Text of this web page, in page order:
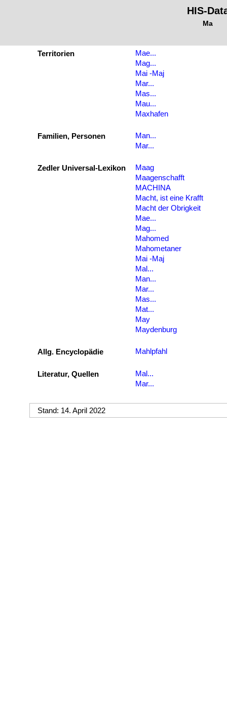
HIS-
Ma
Territorien
Mae...
Mag...
Mai -Maj
Mar...
Mas...
Mau...
Maxhafen
Familien, Personen
Man...
Mar...
Zedler Universal-Lexikon
Maag
Maagenschafft
MACHINA
Macht, ist eine Krafft
Macht der Obrigkeit
Mae...
Mag...
Mahomed
Mahometaner
Mai -Maj
Mal...
Man...
Mar...
Mas...
Mat...
May
Maydenburg
Allg. Encyclopädie Mahlpfahl
Literatur, Quellen
Mal...
Mar...
Stand: 14. April 2022